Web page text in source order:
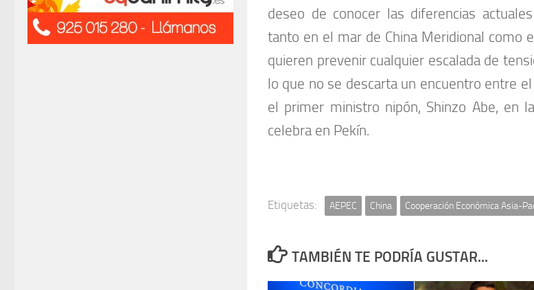
deseo de conocer las diferencias
tanto en el mar de China Meridional como
quieren prevenir cualquier escalada de
lo que no se descarta un encuentro entre
el primer ministro nipón, Shinzo Abe, en
celebra en Pekín.
Etiquetas: AEPEC China Cooperación Económica Asia-
TAMBIÉN TE PODRÍA GUSTAR...